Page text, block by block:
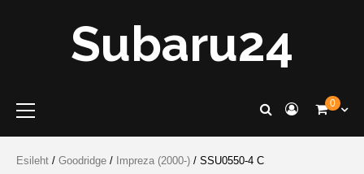
Subaru24
Menu
0
Esileht / Goodridge / Impreza (2000-) / SSU0550-4 C